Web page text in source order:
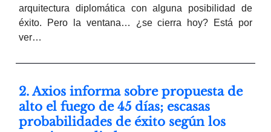
arquitectura diplomática con alguna posibilidad de
éxito. Pero la ventana… ¿se cierra hoy? Está por
ver…
2. Axios informa sobre propuesta de
alto el fuego de 45 días; escasas
probabilidades de éxito según los